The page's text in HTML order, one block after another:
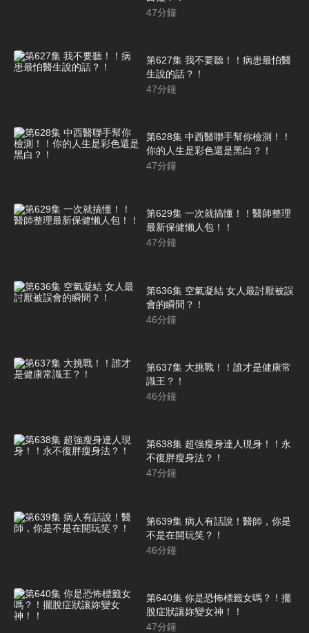
47分鐘
第627集 我不要聽！！病患最怕醫
生說的話？！
47分鐘
第628集 中西醫聯手幫你檢測！！
你的人生是彩色還是黑白？！
47分鐘
第629集 一次就搞懂！！醫師整理
最新保健懶人包！！
47分鐘
第636集 空氣凝結 女人最討厭被誤
會的瞬間？！
46分鐘
第637集 大挑戰！！誰才是健康常
識王？！
46分鐘
第638集 超強瘦身達人現身！！永
不復胖瘦身法？！
47分鐘
第639集 病人有話說！醫師，你是
不是在開玩笑？！
46分鐘
第640集 你是恐怖標籤女嗎？！擺
脫症狀讓妳變女神！！
47分鐘